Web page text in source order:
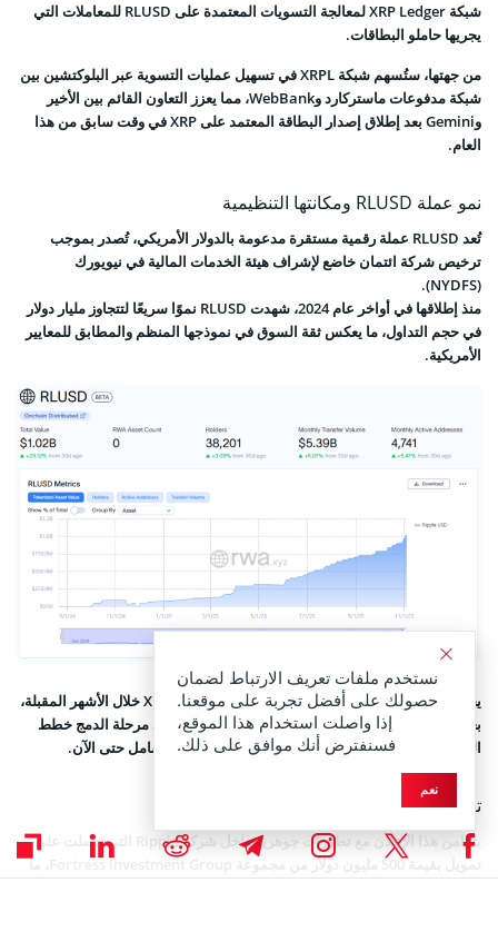
شبكة XRP Ledger لمعالجة التسويات المعتمدة على RLUSD للمعاملات التي
يجريها حاملو البطاقات.
من جهتها، ستُسهم شبكة XRPL في تسهيل عمليات التسوية عبر البلوكتشين بين
شبكة مدفوعات ماستركارد وWebBank، مما يعزز التعاون القائم بين الأخير
وGemini بعد إطلاق إصدار البطاقة المعتمد على XRP في وقت سابق من هذا
العام.
نمو عملة RLUSD ومكانتها التنظيمية
تُعد RLUSD عملة رقمية مستقرة مدعومة بالدولار الأمريكي، تُصدر بموجب
ترخيص شركة ائتمان خاضع لإشراف هيئة الخدمات المالية في نيويورك
(NYDFS).
منذ إطلاقها في أواخر عام 2024، شهدت RLUSD نموًا سريعًا لتتجاوز مليار دولار
في حجم التداول، ما يعكس ثقة السوق في نموذجها المنظم والمطابق للمعايير
الأمريكية.
يخطط الشركاء لبدء دمج RLUSD على شبكة XRP Ledger خلال الأشهر المقبلة،
بعد الحصول على الموافقات التنظيمية المطلوبة. وستلي مرحلة الدمج خطط
التكامل الكامل، دون تحديد جدول زمني نهائي للتنفيذ الشامل حتى الآن.
توسّع Ripple المؤسسي
يتزامن هذا الإعلان مع تطورات جوهرية داخل شركة Ripple التي حصلت على
تمويل بقيمة 500 مليون دولار من مجموعة Fortress Investment Group، ما
نستخدم ملفات تعريف الارتباط لضمان
حصولك على أفضل تجربة على موقعنا.
إذا واصلت استخدام هذا الموقع،
فسنفترض أنك موافق على ذلك.
نعم